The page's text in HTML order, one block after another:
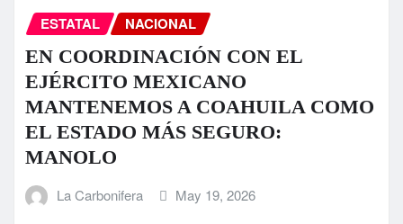
ESTATAL NACIONAL
EN COORDINACIÓN CON EL
EJÉRCITO MEXICANO
MANTENEMOS A COAHUILA COMO
EL ESTADO MÁS SEGURO:
MANOLO
La Carbonifera May 19, 2026